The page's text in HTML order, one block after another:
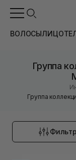
ВОЛОСЫЛИЦО
Группа
Группа